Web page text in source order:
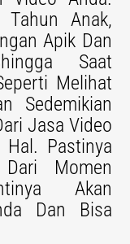
Tahun Anak,
Apik Dan
Saat
Melihat
Sedemikian
Jasa Video
Pastinya
Momen
Akan
Dan Bisa